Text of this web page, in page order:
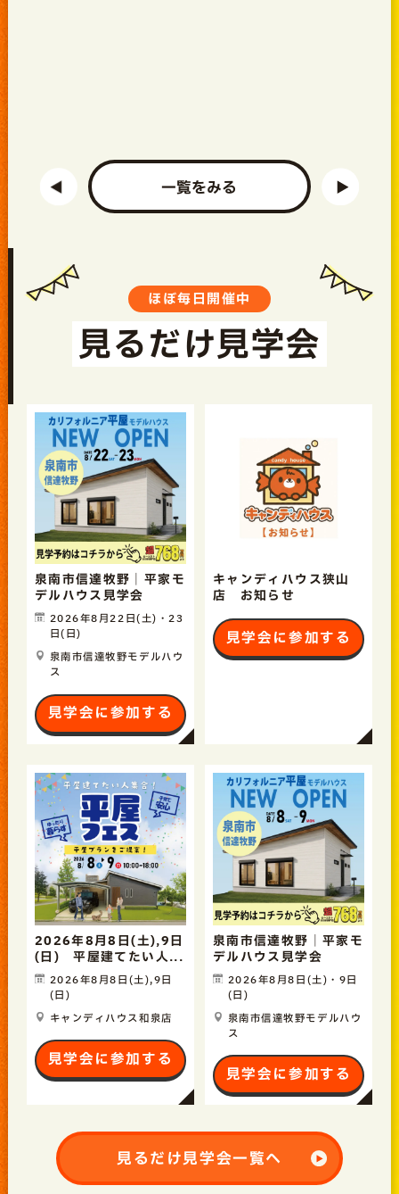
一覧をみる
ほぼ毎日開催中
見るだけ見学会
泉南市信達牧野｜平家モ
デルハウス見学会
2026年8月22日(土)・23
日(日)
泉南市信達牧野モデルハウ
ス
見学会に参加する
キャンディハウス狭山
店 お知らせ
見学会に参加する
2026年8月8日(土),9日
(日) 平屋建てたい人...
2026年8月8日(土),9日
(日)
キャンディハウス和泉店
見学会に参加する
泉南市信達牧野｜平家モ
デルハウス見学会
2026年8月8日(土)・9日
(日)
泉南市信達牧野モデルハウ
ス
見学会に参加する
見るだけ見学会一覧へ